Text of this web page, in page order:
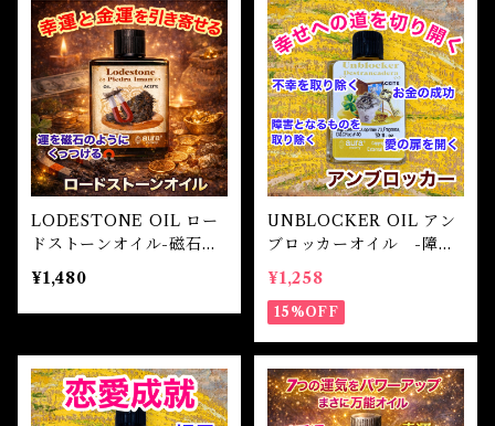
LODESTONE OIL ロー
ドストーンオイル-磁石の
ようにほしいものを引き寄
せる-
¥1,480
UNBLOCKER OIL アン
ブロッカーオイル -障害
となるものを取り除く-
¥1,258
15%OFF